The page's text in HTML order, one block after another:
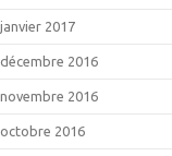
janvier 2017
décembre 2016
novembre 2016
octobre 2016